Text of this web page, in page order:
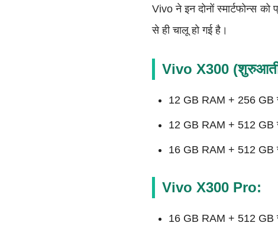
Vivo ने इन दोनों स्मार्टफोन्स
से ही चालू हो गई है।
Vivo X300
12 GB RAM + 256 GB
12 GB RAM + 512 GB
16 GB RAM + 512 GB
Vivo X300 Pro:
16 GB RAM + 512 GB